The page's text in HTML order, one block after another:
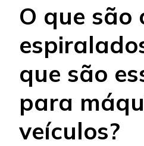
O que são
que são
para
veículos?